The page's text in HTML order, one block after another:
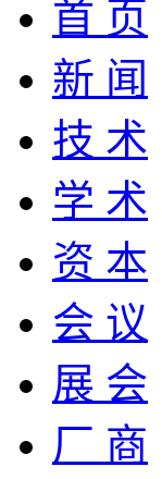
首 页
新 闻
技 术
学 术
资 本
会 议
展 会
厂 商